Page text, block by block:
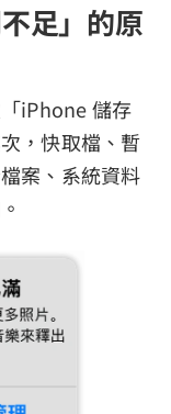
足」的原
iPhone 儲存
，快取檔、暫
案、系統資料